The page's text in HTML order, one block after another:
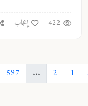
422 إعجاب
597